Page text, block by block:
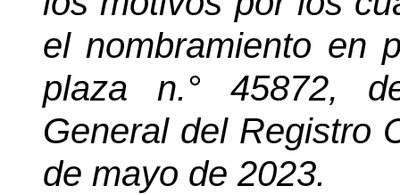
el nombramiento en
plaza n.° 45872,
General del Registro
de mayo de 2023.